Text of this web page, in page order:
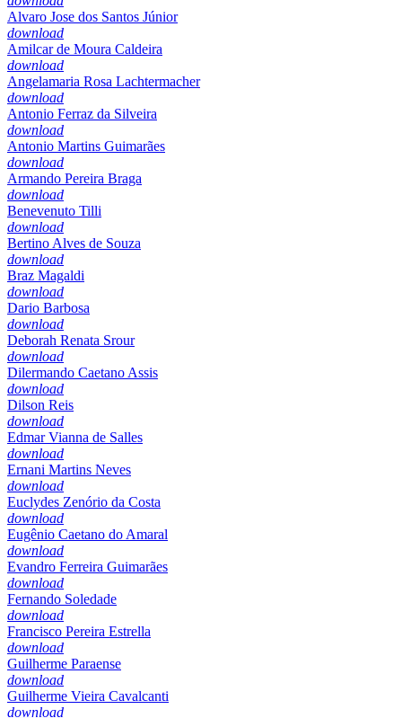
Alvaro Jose dos Santos Júnior
download
Amilcar de Moura Caldeira
download
Angelamaria Rosa Lachtermacher
download
Antonio Ferraz da Silveira
download
Antonio Martins Guimarães
download
Armando Pereira Braga
download
Benevenuto Tilli
download
Bertino Alves de Souza
download
Braz Magaldi
download
Dario Barbosa
download
Deborah Renata Srour
download
Dilermando Caetano Assis
download
Dilson Reis
download
Edmar Vianna de Salles
download
Ernani Martins Neves
download
Euclydes Zenório da Costa
download
Eugênio Caetano do Amaral
download
Evandro Ferreira Guimarães
download
Fernando Soledade
download
Francisco Pereira Estrella
download
Guilherme Paraense
download
Guilherme Vieira Cavalcanti
download